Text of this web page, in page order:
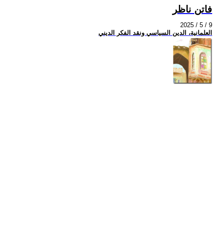
فاتن ناظر
2025 / 5 / 9
العلمانية، الدين السياسي ونقد الفكر الديني